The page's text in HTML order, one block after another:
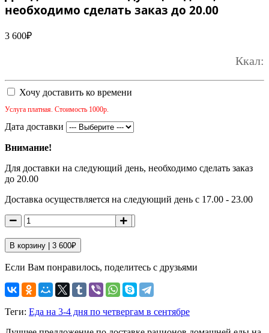
необходимо сделать заказ до 20.00
3 600₽
Ккал:
Хочу доставить ко времени
Услуга платная. Стоимость 1000р.
Дата доставки
Внимание!
Для доставки на следующий день, необходимо сделать заказ
до 20.00
Доставка осуществляется на следующий день с 17.00 - 23.00
В корзину | 3 600₽
Если Вам понравилось, поделитесь с друзьями
Теги: Еда на 3-4 дня по четвергам в сентябре